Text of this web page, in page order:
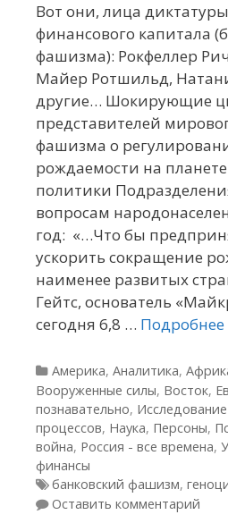
Вот они, лица
финансового капитала
фашизма): Рокфеллер
Майер Ротшильд,
другие… Шокирующие
представителей
фашизма о
рождаемости на
политики
вопросам
год: «…Что бы
ускорить сокращение
наименее развитых
Гейтс, основатель
сегодня 6,8 … Подробнее
Рубрики
Америка, Аналитика,
Вооруженные силы, Восток,
познавательно,
процессов, Наука, Персоны,
война, Россия - все времена,
финансы
Метки
банковский фашизм,
Оставить комментарий